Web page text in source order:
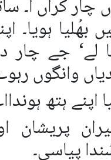
چار کراں آ۔
بھُلیا ہویا۔
لے‘ جے چار
وانگوں
اپنے ہتھ
پریشان
پیاسی۔